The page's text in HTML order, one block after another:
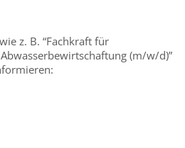
z. B. “Fachkraft für
(m/w/d)”